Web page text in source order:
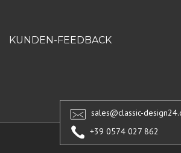
KUNDEN-FEEDBACK
sales@classic-
+39 0574 027 862